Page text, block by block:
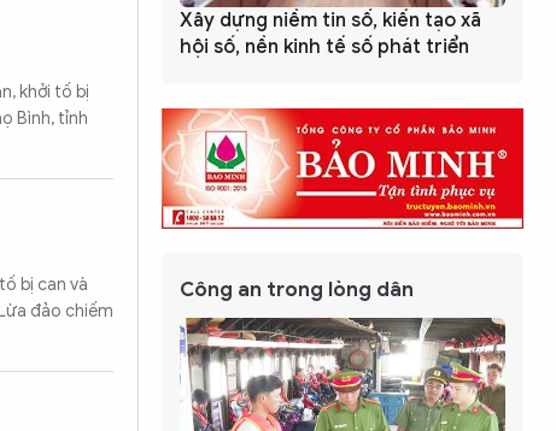
Tìm kiếm
khởi tố bị
Bình, tỉnh
bị can và
đảo chiếm
Xây dựng niềm tin số, kiến tạo xã
hội số, nền kinh tế số phát triển
Công an trong lòng dân